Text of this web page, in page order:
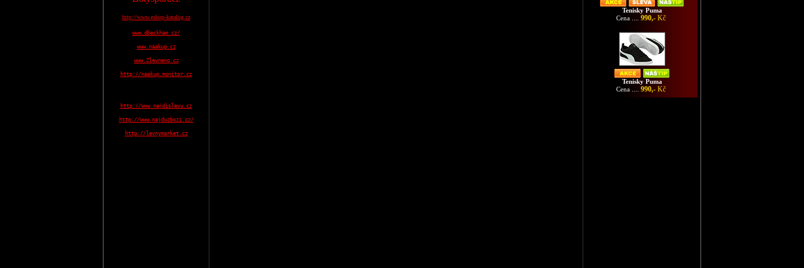
http://www.eshop-katalog.cz
www.dbeckham.cz/
www.naakup.cz
www.Zlevneno.cz
http://naakup.monitor.cz
http://www.najdislevu.cz
http://www.najduzbozi.cz/
http://levnymarket.cz
Tenisky Puma
Cena .... 990,- Kč
Tenisky Puma
Cena .... 990,- Kč